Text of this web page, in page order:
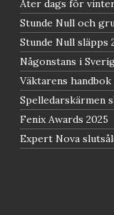
Åter dags för
Stunde Null och
Stunde Null släpps
Någonstans i
Väktarens
Spelledarskärmen
Fenix Awards 2025
Expert Nova